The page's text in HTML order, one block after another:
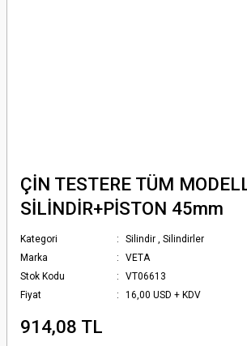
ÇİN TESTERE TÜM
SİLİNDİR+PİSTON 45mm
Kategori Silindir ,Silindirler
Marka
VETA
Stok Kodu
VT06613
Fiyat
16,00 USD + KDV
914,08 TL